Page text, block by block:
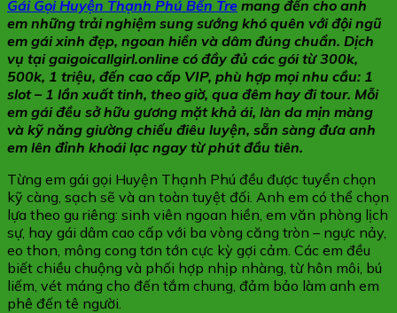
Gái Gọi Huyện Thạnh Phú Bến Tre mang đến cho anh
em những trải nghiệm sung sướng khó quên với đội ngũ
em gái xinh đẹp, ngoan hiền và dâm đúng chuẩn. Dịch
vụ tại gaigoicallgirl.online có đầy đủ các gói từ 300k,
500k, 1 triệu, đến cao cấp VIP, phù hợp mọi nhu cầu: 1
slot – 1 lần xuất tinh, theo giờ, qua đêm hay đi tour. Mỗi
em gái đều sở hữu gương mặt khả ái, làn da mịn màng
và kỹ năng giường chiếu điêu luyện, sẵn sàng đưa anh
em lên đỉnh khoái lạc ngay từ phút đầu tiên.
Từng em gái gọi Huyện Thạnh Phú đều được tuyển chọn
kỹ càng, sạch sẽ và an toàn tuyệt đối. Anh em có thể chọn
lựa theo gu riêng: sinh viên ngoan hiền, em văn phòng lịch
sự, hay gái dâm cao cấp với ba vòng căng tròn – ngực nảy,
eo thon, mông cong tơn tớn cực kỳ gợi cảm. Các em đều
biết chiều chuộng và phối hợp nhịp nhàng, từ hôn môi, bú
liếm, vét máng cho đến tắm chung, đảm bảo làm anh em
phê đến tê người.